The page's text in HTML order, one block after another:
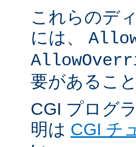
これらのデ
には、
要があるこ
CGI プログ
明は CGI チ